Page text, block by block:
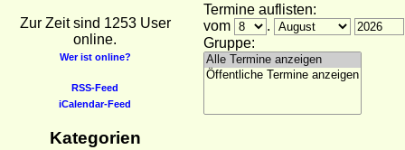
Zur Zeit sind 1253 User
online.
Wer ist online?
RSS-Feed
iCalendar-Feed
Kategorien
Termine auflisten:
vom
.
Gruppe: